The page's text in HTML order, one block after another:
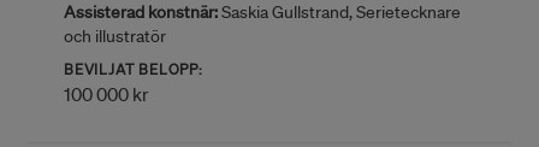
Assisterad konstnär:Saskia Gullstrand, Serietecknare
och illustratör
BEVILJAT BELOPP:
100 000 kr